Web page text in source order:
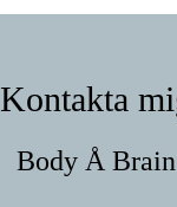
Kontakta
Body Å Brain